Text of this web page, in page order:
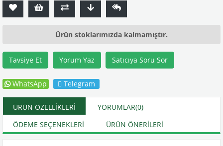
Ürün stoklarımızda kalmamıştır.
Tavsiye Et Yorum Yaz Satıcıya Soru Sor
WhatsApp Telegram
ÜRÜN ÖZELLIKLERI YORUMLAR(0)
ÖDEME SEÇENEKLERI
ÜRÜN ÖNERILERI